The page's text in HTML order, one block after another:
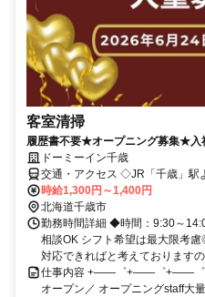
客室清掃
履歴書不要★オープニング募集★入
ドーミーイン千歳
交通・アクセス ◇JR「千歳」駅
時給1,300円～1,400円
北海道千歳市
勤務時間詳細 ◆時間：9:30～
相談OK シフト希望は最大限考
対応できればと考えております
仕事内容 +――゜+――゜+――
オープン／ オープニングstaff大